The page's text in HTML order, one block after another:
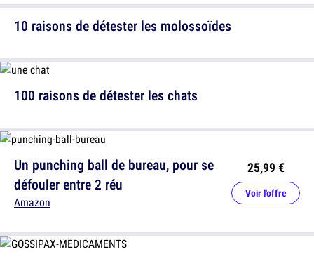
10 raisons de détester les molossoïdes
Un punching ball de bureau, pour se
défouler entre 2 réu
Amazon
25,99 €
Voir l'offre
100 raisons de détester les chats